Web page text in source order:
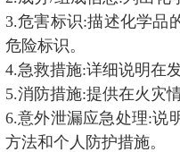
3.危害标识:描述化学品
危险标识。
4.急救措施:详细说明在
5.消防措施:提供在火灾
6.意外泄漏应急处理:说
方法和个人防护措施。